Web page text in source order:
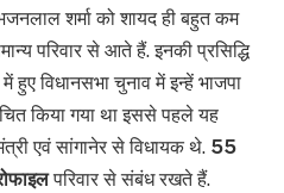
शर्मा को शायद ही बहुत कम
परिवार से आते हैं. इनकी प्रसिद्धि
विधानसभा चुनाव में इन्हें भाजपा
किया गया था इससे पहले यह
एवं सांगानेर से विधायक थे. 55
परिवार से संबंध रखते हैं.